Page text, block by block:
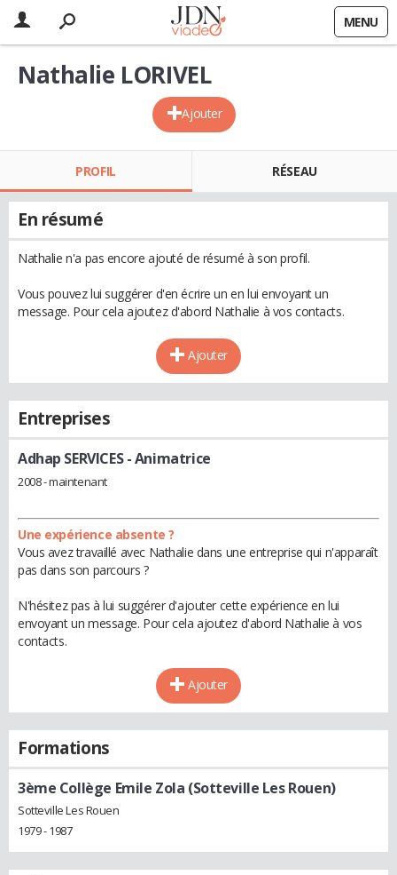
MENU
Ajouter
Nathalie LORIVEL
PROFIL RÉSEAU
En résumé
Nathalie n'a pas encore ajouté de résumé à son profil.
Vous pouvez lui suggérer d'en écrire un en lui envoyant un
message. Pour cela ajoutez d'abord Nathalie à vos contacts.
Ajouter
Entreprises
Adhap SERVICES- Animatrice
2008 - maintenant
Une expérience absente ?
Vous avez travaillé avec Nathalie dans une entreprise qui n'apparaît
pas dans son parcours ?
N'hésitez pas à lui suggérer d'ajouter cette expérience en lui
envoyant un message. Pour cela ajoutez d'abord Nathalie à vos
contacts.
Ajouter
Formations
3ème Collège Emile Zola (Sotteville Les Rouen)
Sotteville Les Rouen
1979 - 1987